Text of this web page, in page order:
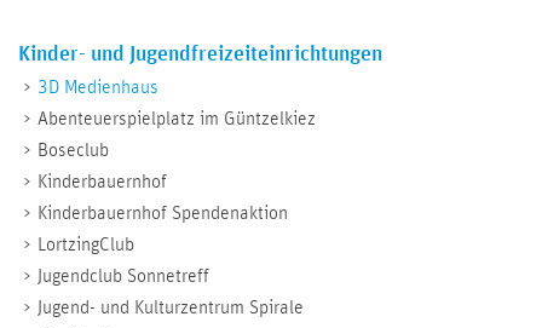
Kinder- und Jugendfreizeiteinrichtungen
3D Medienhaus
Abenteuerspielplatz im Güntzelkiez
Boseclub
Kinderbauernhof
Kinderbauernhof Spendenaktion
LortzingClub
Jugendclub Sonnetreff
Jugend- und Kulturzentrum Spirale